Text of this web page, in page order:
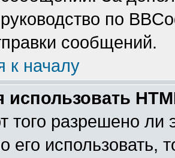
по
сообщений.
к началу
использовать
того разрешено
его использовать,